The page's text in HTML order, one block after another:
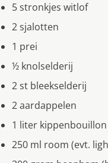
5 stronkjes witlof
2 sjalotten
1 prei
½ knolselderij
2 st bleekselderij
2 aardappelen
1 liter kippenbouillon
250 ml room (evt.